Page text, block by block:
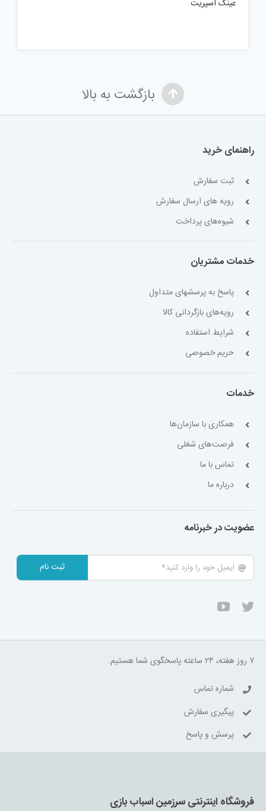
عینک اسپریت
بازگشت به بالا
راهنمای خرید
ثبت سفارش
رویه های ارسال سفارش
شیوه‌های پرداخت
خدمات مشتریان
پاسخ به پرسشهای متداول
رویه‌های بازگردانی کالا
شرایط استفاده
حریم خصوصی
خدمات
همکاری با سازمان‌ها
فرصت‌های شغلی
تماس با ما
درباره ما
عضویت در خبرنامه
ثبت نام
۷ روز هفته، ۲۴ ساعته پاسخگوی شما هستیم.
شماره تماس
پیگیری سفارش
پرسش و پاسخ
فروشگاه اینترنتی سرزمین اسباب بازی